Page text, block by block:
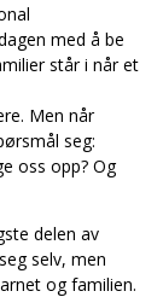
med å be
står i når et
Men når
seg:
oss opp? Og
delen av
selv, men
og familien.